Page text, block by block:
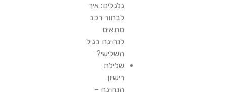
גלגלים: איך
לבחור רכב
מתאים
לנהיגה בגיל
השלישי?
שלילת
רישיון
הנהיגה –